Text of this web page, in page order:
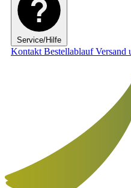
Service/Hilfe
Kontakt BestellablaufVersand